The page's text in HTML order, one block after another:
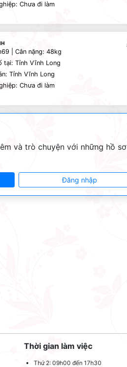
Chưa đi làm
| Cân nặng: 48kg
tại: Tỉnh Vĩnh Long
Tỉnh Vĩnh Long
Chưa đi làm
và trò chuyện với những hồ sơ
Đăng nhập
Thời gian làm việc
Thứ 2: 09h00 đến 17h30